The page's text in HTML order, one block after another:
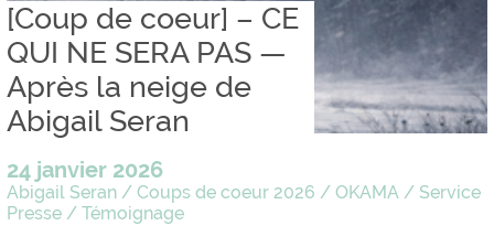
[Coup de coeur] – CE
QUI NE SERA PAS —
Après la neige de
Abigail Seran
24 janvier 2026
Abigail Seran / Coups de coeur 2026 / OKAMA / Service
Presse / Témoignage